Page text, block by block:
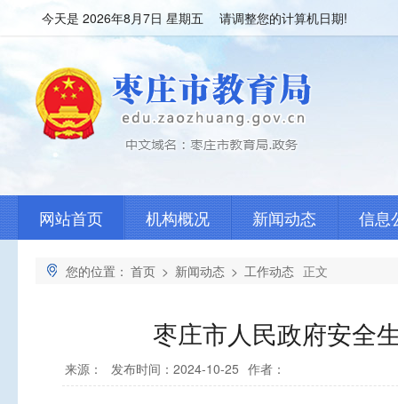
今天是 2026年8月7日 星期五 请调整您的计算机日期!
网站首页 机构概况 新闻动态 信息
您的位置： 首页 > 新闻动态 > 工作动态 正文
枣庄市人民政府安全
来源： 发布时间：2024-10-25 作者：